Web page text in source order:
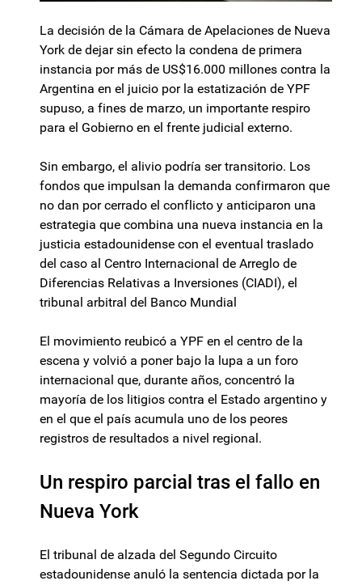
La decisión de la Cámara de Apelaciones de Nueva
York de dejar sin efecto la condena de primera
instancia por más de US$16.000 millones contra la
Argentina en el juicio por la estatización de YPF
supuso, a fines de marzo, un importante respiro
para el Gobierno en el frente judicial externo.
Sin embargo, el alivio podría ser transitorio. Los
fondos que impulsan la demanda confirmaron que
no dan por cerrado el conflicto y anticiparon una
estrategia que combina una nueva instancia en la
justicia estadounidense con el eventual traslado
del caso al Centro Internacional de Arreglo de
Diferencias Relativas a Inversiones (CIADI), el
tribunal arbitral del Banco Mundial
El movimiento reubicó a YPF en el centro de la
escena y volvió a poner bajo la lupa a un foro
internacional que, durante años, concentró la
mayoría de los litigios contra el Estado argentino y
en el que el país acumula uno de los peores
registros de resultados a nivel regional.
Un respiro parcial tras el fallo en
Nueva York
El tribunal de alzada del Segundo Circuito
estadounidense anuló la sentencia dictada por la